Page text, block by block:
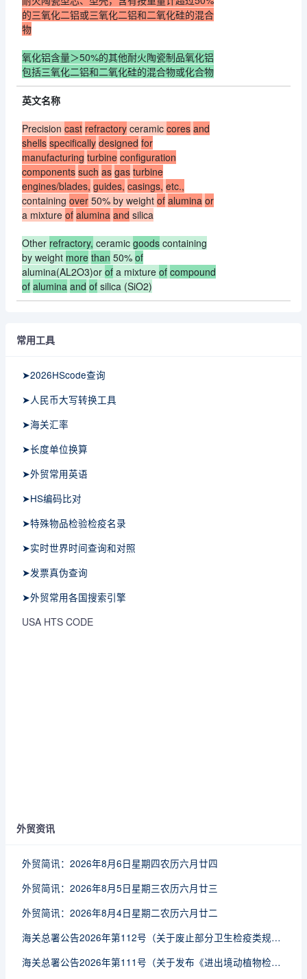
的三氧化二铝或三氧化二铝和二氧化硅的混合
物
氧化铝含量＞50%的其他耐火陶瓷制品氧化铝
包括三氧化二铝和二氧化硅的混合物或化合物
英文名称
Precision cast refractory ceramic cores and
shells specifically designed for
manufacturing turbine configuration
components such as gas turbine
engines/blades, guides, casings, etc.,
containing over 50% by weight of alumina or
a mixture of alumina and silica
Other refractory, ceramic goods containing
by weight more than 50% of
alumina(AL2O3)or of a mixture of compound
of alumina and of silica (SiO2)
常用工具
➤2026HScode查询
➤人民币大写转换工具
➤海关汇率
➤长度单位换算
➤外贸常用英语
➤HS编码比对
➤特殊物品检验检疫名录
➤实时世界时间查询和对照
➤发票真伪查询
➤外贸常用各国搜索引擎
USA HTS CODE
外贸资讯
外贸简讯：2026年8月6日星期四农历六月廿四
外贸简讯：2026年8月5日星期三农历六月廿三
外贸简讯：2026年8月4日星期二农历六月廿二
海关总署公告2026年第112号（关于废止部分卫生检疫类规范性文件的公告）
海关总署公告2026年第111号（关于发布《进出境动植物检疫处理监督管理工作规定》《进出境卫生处理监督管理工作规定》的公告）